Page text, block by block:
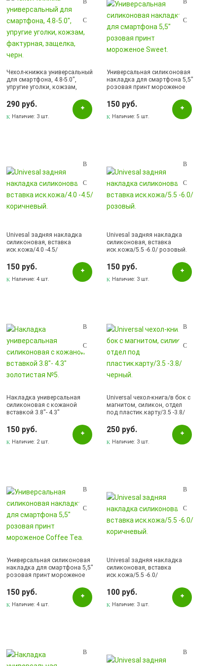
Желтый
Зеленый
Золотистый
Красный
Прозрачный
Рисунок
Сиреневый
Черный
Pаспределительный центр
Альметьевск, ул.Ленина, 132, ТЦ ЛЕНТА
Бавлы, ул.Пионерская, 11
Бугульма, ул.Ленина, 145, ТЦ ЭССЕН
Бугульма, ул.Тукая, 70
Лениногорск, ул.Вахитова, 5, (АВТОВОКЗАЛ)
Лениногорск, ул.Гафиатуллина, 9, (ЦЕНТР)
Лениногорск, ул.Кутузова, 9А, (БРИЗ)
Чехол-книжка универсальный
для смартфона, 4.8-5.0",
упругие уголки, кожзам,
290 руб.
Наличие: 3 шт.
Универсальная силиконовая
накладка для смартфона 5,5"
розовая принт мороженое
150 руб.
Наличие:5 шт.
Univesal задняя накладка
силиконовая, вставка
иск.кожа/4.0 -4.5/
150 руб.
Наличие:4 шт.
Univesal задняя накладка
силиконовая, вставка
иск.кожа/5.5 -6.0/ розовый.
150 руб.
Наличие: 3 шт.
Накладка универсальная
силиконовая с кожаной
вставкой 3.8"- 4.3"
150 руб.
Наличие: 2 шт.
Universal чехол-книга/в бок с
магнитом, силикон, отдел
под пластик.карту/3.5 -3.8/
250 руб.
Наличие: 3 шт.
Универсальная силиконовая
накладка для смартфона 5,5"
розовая принт мороженое
150 руб.
Наличие:4 шт.
Univesal задняя накладка
силиконовая, вставка
иск.кожа/5.5 -6.0/
100 руб.
Наличие: 3 шт.